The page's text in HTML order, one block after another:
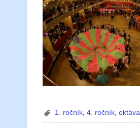
1. ročník ,4. ročník ,oktáva